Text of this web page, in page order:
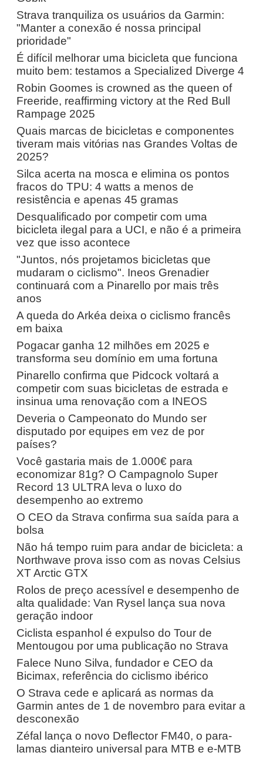
Strava tranquiliza os usuários da Garmin:
"Manter a conexão é nossa principal
prioridade"
É difícil melhorar uma bicicleta que funciona
muito bem: testamos a Specialized Diverge 4
Robin Goomes is crowned as the queen of
Freeride, reaffirming victory at the Red Bull
Rampage 2025
Quais marcas de bicicletas e componentes
tiveram mais vitórias nas Grandes Voltas de
2025?
Silca acerta na mosca e elimina os pontos
fracos do TPU: 4 watts a menos de
resistência e apenas 45 gramas
Desqualificado por competir com uma
bicicleta ilegal para a UCI, e não é a primeira
vez que isso acontece
"Juntos, nós projetamos bicicletas que
mudaram o ciclismo". Ineos Grenadier
continuará com a Pinarello por mais três
anos
A queda do Arkéa deixa o ciclismo francês
em baixa
Pogacar ganha 12 milhões em 2025 e
transforma seu domínio em uma fortuna
Pinarello confirma que Pidcock voltará a
competir com suas bicicletas de estrada e
insinua uma renovação com a INEOS
Deveria o Campeonato do Mundo ser
disputado por equipes em vez de por
países?
Você gastaria mais de 1.000€ para
economizar 81g? O Campagnolo Super
Record 13 ULTRA leva o luxo do
desempenho ao extremo
O CEO da Strava confirma sua saída para a
bolsa
Não há tempo ruim para andar de bicicleta: a
Northwave prova isso com as novas Celsius
XT Arctic GTX
Rolos de preço acessível e desempenho de
alta qualidade: Van Rysel lança sua nova
geração indoor
Ciclista espanhol é expulso do Tour de
Mentougou por uma publicação no Strava
Falece Nuno Silva, fundador e CEO da
Bicimax, referência do ciclismo ibérico
O Strava cede e aplicará as normas da
Garmin antes de 1 de novembro para evitar a
desconexão
Zéfal lança o novo Deflector FM40, o para-
lamas dianteiro universal para MTB e e-MTB